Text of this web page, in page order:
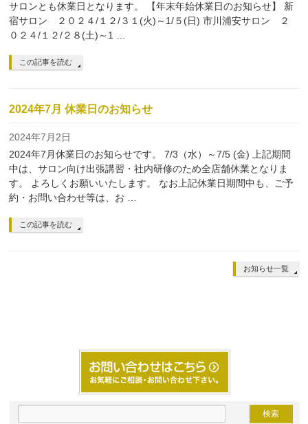
サロンとも休業日となります。 【年末年始休業日のお知らせ】 新
宿サロン ２０２４/１２/３１(火)～1/５(日) 市川浦安サロン ２
０２４/１２/２８(土)～1 …
この記事を読む
2024年7月 休業日のお知らせ
2024年7月2日
2024年7月休業日のお知らせです。 7/3（水）～7/5 (金) 上記期間
中は、サロン向け出張講習・社内研修のため全店舗休業となりま
す。 よろしくお願いいたします。 なお上記休業日期間中も、ご予
約・お問い合わせ等は、お …
この記事を読む
お知らせ一覧